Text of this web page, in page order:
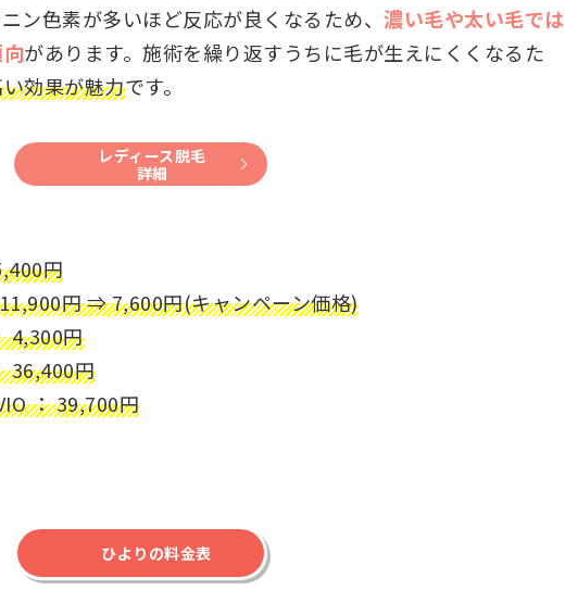
ン色素が多いほど反応が良くなるため、 濃い毛や太い毛では
があります。施術を繰り返すうちに毛が生えにくくなるた
効果が魅力です。
レディース脱毛
詳細
円
円 ⇒ 7,600円(キャンペーン価格)
4,300円
36,400円
： 39,700円
ひよりの料金表